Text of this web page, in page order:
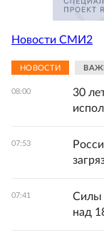
Новости СМИ2
НОВОСТИ
08:00
30
07:53
07:41
Силы
над